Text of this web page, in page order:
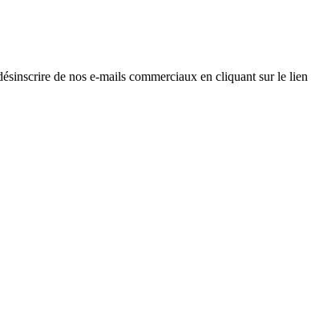
de nos e-mails commerciaux en cliquant sur le lien